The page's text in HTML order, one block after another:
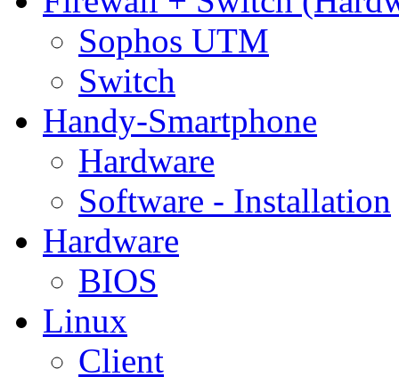
Sophos UTM
Switch
Handy-Smartphone
Hardware
Software - Installation
Hardware
BIOS
Linux
Client